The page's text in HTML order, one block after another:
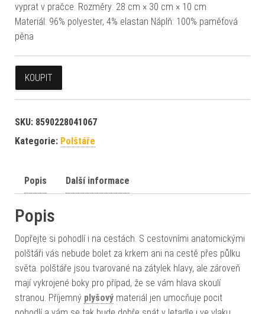
vyprat v pračce. Rozměry: 28 cm × 30 cm × 10 cm
Materiál: 96% polyester, 4% elastan Náplň: 100% paměťová
pěna
KOUPIT
SKU: 8590228041067
Kategorie: Polštáře
Popis Další informace
Popis
Dopřejte si pohodlí i na cestách. S cestovními anatomickými
polštáři vás nebude bolet za krkem ani na cestě přes půlku
světa. polštáře jsou tvarované na zátylek hlavy, ale zároveň
mají vykrojené boky pro případ, že se vám hlava skoulí
stranou. Příjemný plyšový materiál jen umocňuje pocit